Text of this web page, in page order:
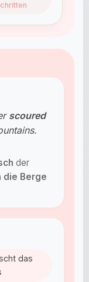
scoured
der
die Berge
das